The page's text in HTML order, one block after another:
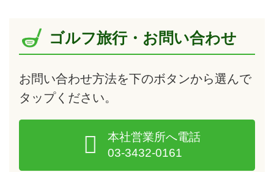
テラス宿泊PGMゴルフリゾート
沖縄2日間]
は車で5分。トーナメント実績の
日間です。[ツアーコード F-11064
からも近い、沖縄本島の南にある
2コースを回る旅行です。広々と
ムヒルズゴルフリゾートは、初心
ラブは、40メートルを超す断崖絶
壁の名物ホールなど、南海の大パ
ノラマコースです。毎日出発可能
ゴルフ旅行・お問い合わせ
お問い合わせ方法を下のボタンから選んで
タップください。
本社営業所へ電話
03-3432-0161